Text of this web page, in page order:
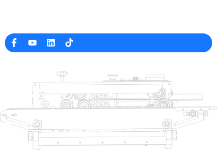
Enlace de ayuda
Productos
Solución
Distribuidor
Acerca de
Productos
TraySealer
Envasadora de termoformado
Sistemas de cierre de bolsas
Ensacadora automática
Información de la empresa
+8613738733841
No. 2 Dawei Road, Gaoxiang
Zona Industrial, Wenzhou, Zhejiang, China